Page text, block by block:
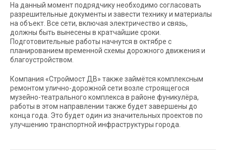
На данный момент подрядчику необходимо согласовать
разрешительные документы и завести технику и материалы
на объект. Все сети, включая электричество и связь,
должны быть вынесены в кратчайшие сроки.
Подготовительные работы начнутся в октябре с
планированием временной схемы дорожного движения и
благоустройством.
Компания «Строймост ДВ» также займётся комплексным
ремонтом улично-дорожной сети возле строящегося
музейно-театрального комплекса в районе фуникулёра,
работы в этом направлении также будет завершены до
конца года. Это будет один из значительных проектов по
улучшению транспортной инфраструктуры города.